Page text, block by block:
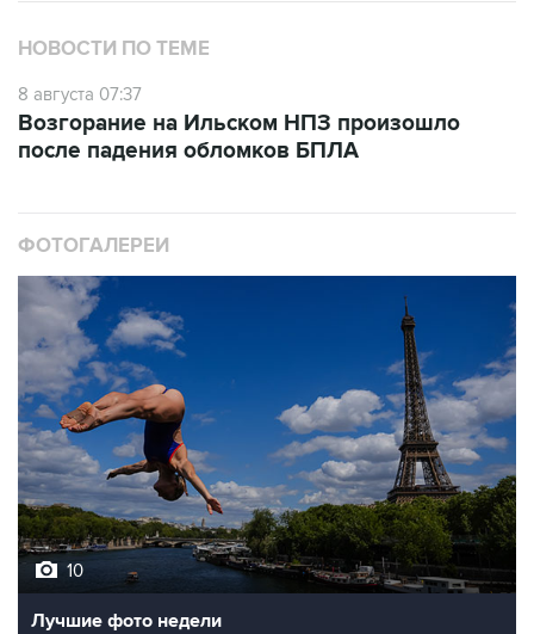
НОВОСТИ ПО ТЕМЕ
8 августа 07:37
Возгорание на Ильском НПЗ произошло
после падения обломков БПЛА
ФОТОГАЛЕРЕИ
10
Лучшие фото недели